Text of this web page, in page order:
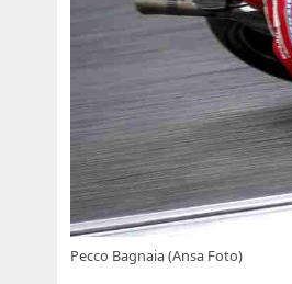
Pecco Bagnaia (Ansa Foto)